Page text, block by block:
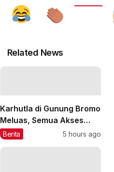
Related News
Karhutla di Gunung Bromo
Meluas, Semua Akses
Masuk Ditutup Total
Berita 5 hours ago